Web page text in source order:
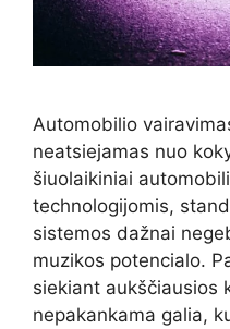
Automobilio
neatsiejamas nuo
šiuolaikiniai
technologijomis,
sistemos dažnai
muzikos potencialo.
siekiant aukščiausios
nepakankama galia,